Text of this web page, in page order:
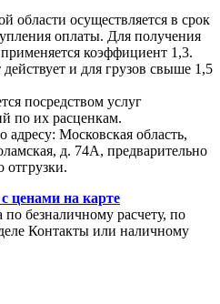
области осуществляется в срок
оплаты. Для получения
коэффициент 1,3.
и для грузов свыше 1,5
посредством услуг
по их расценкам.
адресу: Московская область,
д. 74А, предварительно
отгрузки.
ценами на карте
безналичному расчету, по
Контакты или наличному